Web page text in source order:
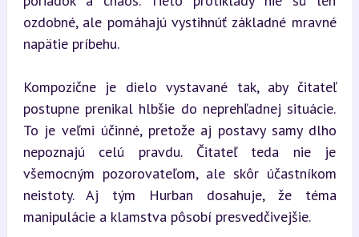
ozdobné, ale pomáhajú vystihnúť základné mravné
napätie príbehu.
Kompozične je dielo vystavané tak, aby čitateľ
postupne prenikal hlbšie do neprehľadnej situácie.
To je veľmi účinné, pretože aj postavy samy dlho
nepoznajú celú pravdu. Čitateľ teda nie je
všemocným pozorovateľom, ale skôr účastníkom
neistoty. Aj tým Hurban dosahuje, že téma
manipulácie a klamstva pôsobí presvedčivejšie.